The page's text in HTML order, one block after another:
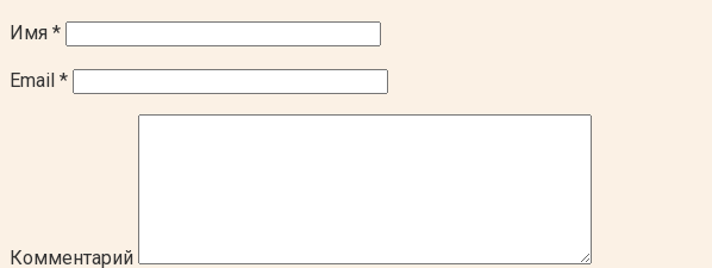
Имя *
Email *
Комментарий